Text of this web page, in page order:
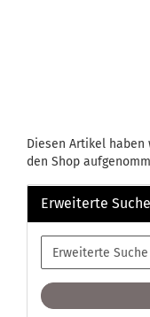
Diesen Artikel haben
den Shop
Erweiterte Suche
Erweiterte
Suche